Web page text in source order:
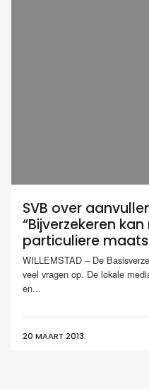
SVB over
“Bijverzekeren
particuliere
WILLEMSTAD – De
veel vragen op. De lokale
en...
20 MAART 2013